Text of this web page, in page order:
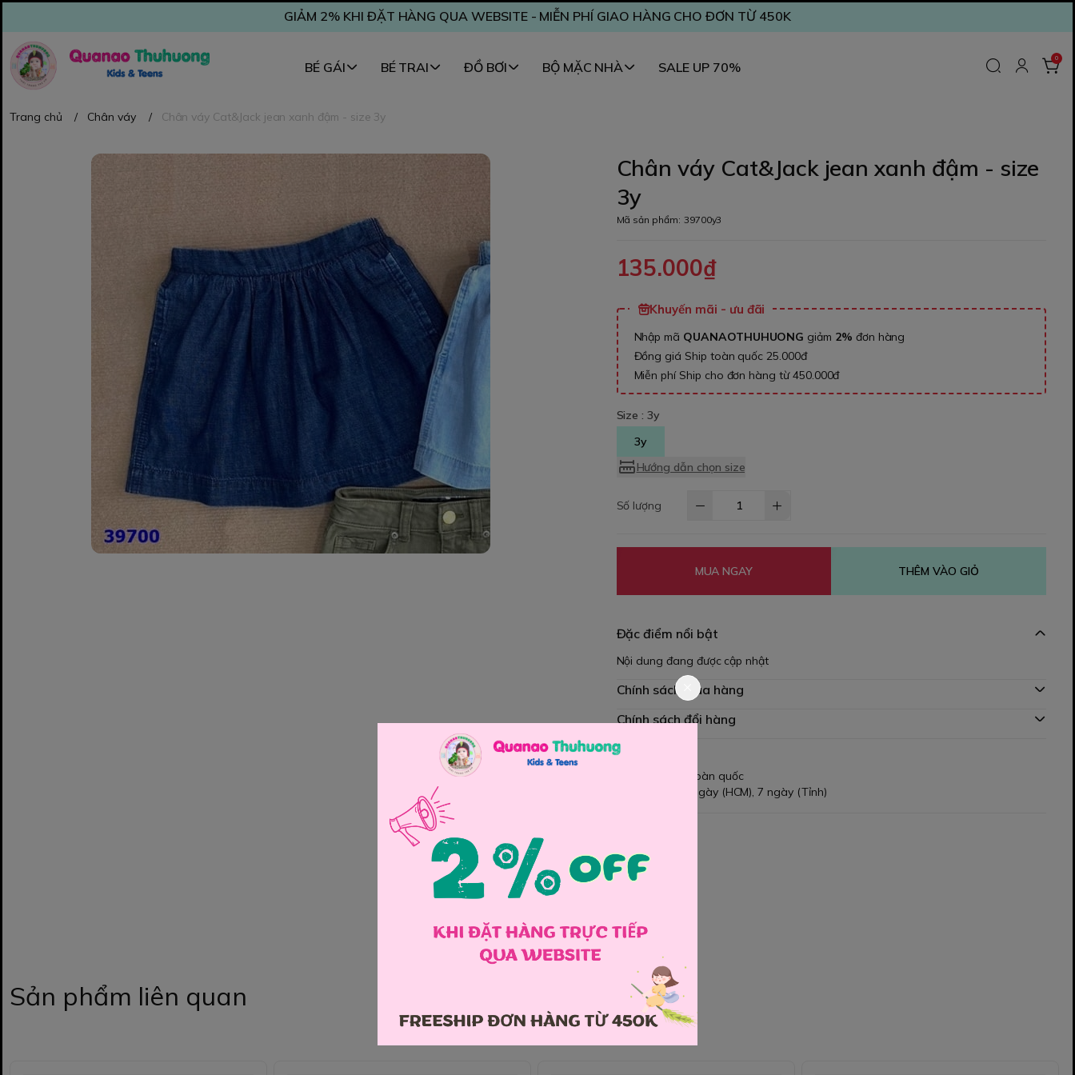
GIẢM 2% KHI ĐẶT HÀNG QUA WEBSITE - MIỄN PHÍ GIAO HÀNG CHO ĐƠN TỪ 450K
BÉ GÁI BÉ TRAI ĐỒ BƠI BỘ MẶC NHÀ SALE UP 70%
0
Trang chủ / Chân váy / Chân váy Cat&Jack jean xanh đậm - size 3y
Chân váy Cat&Jack jean xanh đậm - size
3y
Mã sản phẩm: 39700y3
135.000₫
Khuyến mãi - ưu đãi
Nhập mã QUANAOTHUHUONG giảm 2% đơn hàng
Đồng giá Ship toàn quốc 25.000đ
Miễn phí Ship cho đơn hàng từ 450.000đ
Size :3y
3y
Hướng dẫn chọn size
Số lượng
MUA NGAY THÊM VÀO GIỎ
Đặc điểm nổi bật
Nội dung đang được cập nhật
Chính sách mua hàng
Chính sách đổi hàng
Giao hàng toàn quốc
Đổi hàng 3 ngày (HCM), 7 ngày (Tỉnh)
Sản phẩm liên quan